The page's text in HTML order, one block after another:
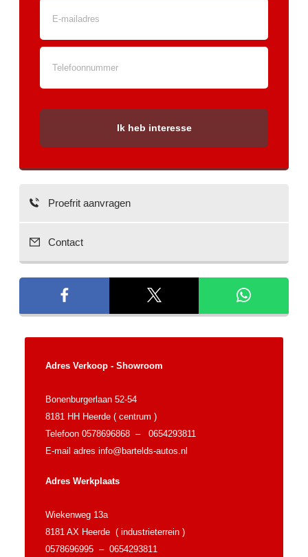
Ik heb interesse
Proefrit aanvragen
Contact
Adres Verkoop - Showroom
Bonenburgerlaan 52-54
8181 HH Heerde ( centrum )
Telefoon 0578696868 – 0654293811
E-mail adres info@bartelds-autos.nl
Adres Werkplaats
Wiekenweg 13a
8181 AX Heerde ( industrieterrein )
0578696995 – 0654293811